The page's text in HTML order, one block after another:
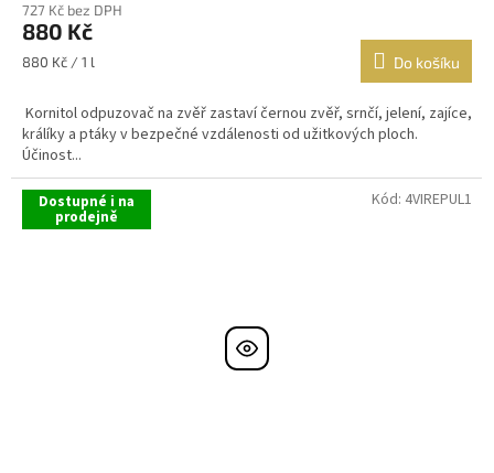
produktu
je
3,8
hvězdiček.
727 Kč bez DPH
880 Kč
Měrná
880 Kč / 1 l Do košíku
Kornitol odpuzovač na zvěř zastaví černou zvěř, srnčí, jelení, zajíce,
králíky a ptáky v bezpečné vzdálenosti od užitkových ploch.
Účinost...
Dostupné i na
prodejně
Kód: 4VIREPUL1